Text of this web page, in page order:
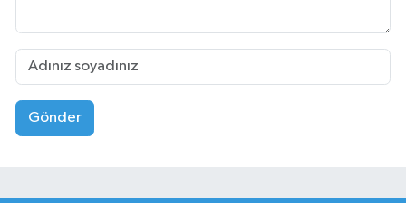
Gönder